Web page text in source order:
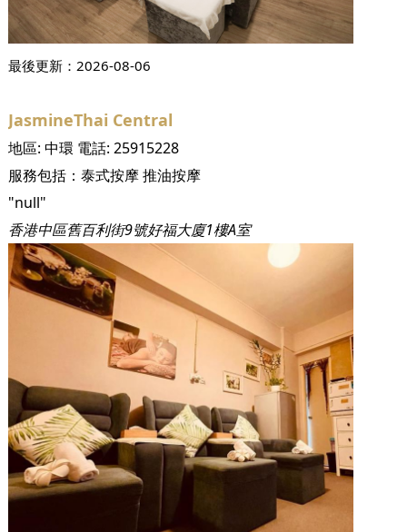
最後更新： 2026-08-06
JasmineThai Central
地區: 中環 電話: 25915228
服務包括： 泰式按摩推油按摩
"null"
香港中區舊百利街9號好福大廈1樓A室